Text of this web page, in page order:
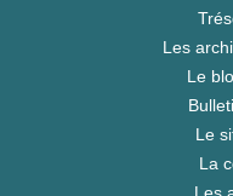
Les
Le
Le
La